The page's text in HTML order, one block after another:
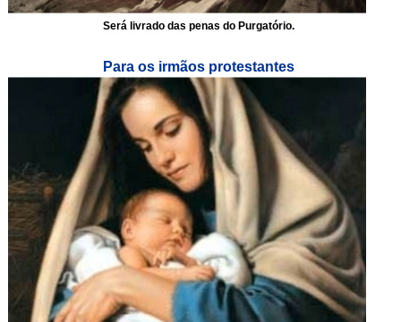
Será livrado das penas do Purgatório.
Para os irmãos protestantes